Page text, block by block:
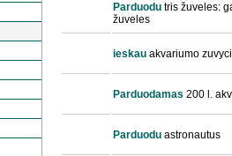
Parduodu tris žuveles:
žuveles
ieskau akvariumo
Parduodamas 200 l.
Parduodu astronautus